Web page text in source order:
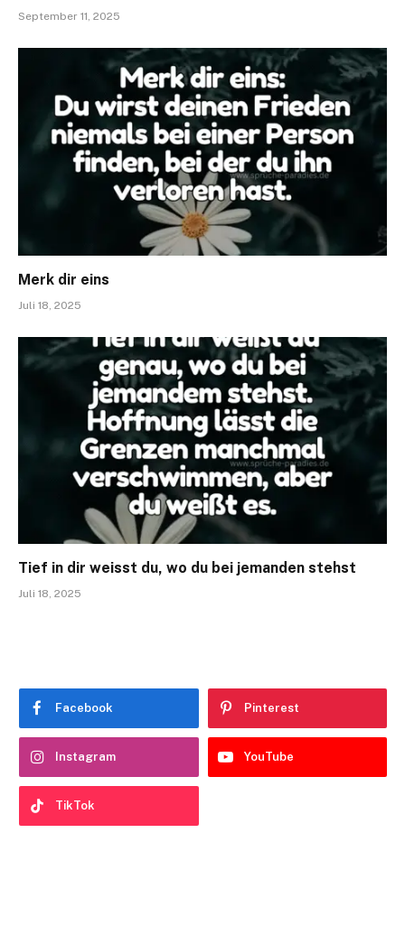
September 11, 2025
Merk dir eins
Juli 18, 2025
Tief in dir weisst du, wo du bei jemanden stehst
Juli 18, 2025
Facebook Pinterest
Instagram YouTube
TikTok